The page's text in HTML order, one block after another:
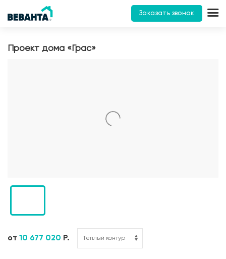
Заказать звонок
Проект дома «Грас»
от 10 677 020 Р.